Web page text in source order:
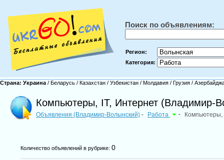
Поиск по объявлениям:
Регион:
Категория:
Страна: Украина / Беларусь / Казахстан / Узбекистан / Молдавия / Грузия /
Компьютеры, IT, Интернет (Владимир-
Объявления (Владимир-Волынский) - Работа - Компьютеры,
Количество объявлений в рубрике: 0